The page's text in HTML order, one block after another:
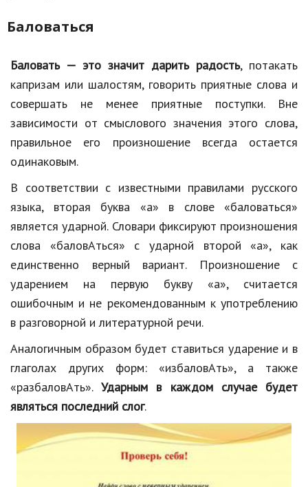
Баловаться
Баловать — это значит дарить радость, потакать
капризам или шалостям, говорить приятные слова и
совершать не менее приятные поступки. Вне
зависимости от смыслового значения этого слова,
правильное его произношение всегда остается
одинаковым.
В соответствии с известными правилами русского
языка, вторая буква «а» в слове «баловаться»
является ударной. Словари фиксируют произношения
слова «баловАться» с ударной второй «а», как
единственно верный вариант. Произношение с
ударением на первую букву «а», считается
ошибочным и не рекомендованным к употреблению
в разговорной и литературной речи.
Аналогичным образом будет ставиться ударение и в
глаголах других форм: «избаловАть», а также
«разбаловАть».Ударным в каждом случае будет
являться последний слог.